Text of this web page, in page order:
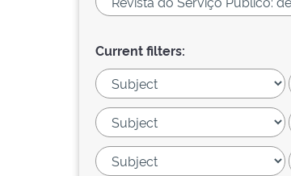
Current filters: